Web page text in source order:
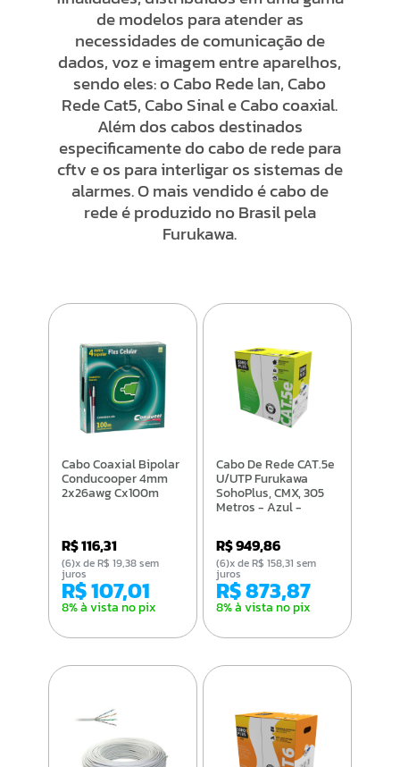
de modelos para atender as
necessidades de comunicação de
dados, voz e imagem entre aparelhos,
sendo eles: o Cabo Rede lan, Cabo
Rede Cat5, Cabo Sinal e Cabo coaxial.
Além dos cabos destinados
especificamente do cabo de rede para
cftv e os para interligar os sistemas de
alarmes. O mais vendido é cabo de
rede é produzido no Brasil pela
Furukawa.
Cabo Coaxial Bipolar
Conducooper 4mm
2x26awg Cx100m
R$ 116,31
R$ 107,01
8% à vista no pix
(6)x de R$ 19,38 sem
juros
Cabo De Rede CAT.5e
U/UTP Furukawa
SohoPlus, CMX, 305
Metros - Azul -
R$ 949,86
R$ 873,87
8% à vista no pix
(6)x de R$ 158,31 sem
juros